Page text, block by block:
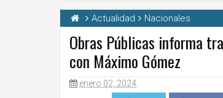
Actualidad Nacionales
Obras Públicas informa
con Máximo Gómez
enero 02, 2024